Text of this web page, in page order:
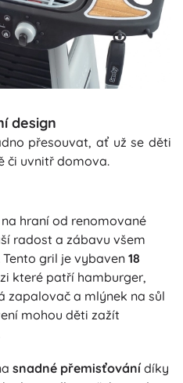
design
přesouvat, ať už se děti
či uvnitř domova.
hraní od renomované
radost a zábavu všem
gril je vybaven 18
které patří hamburger,
zapalovač a mlýnek na sůl
mohou děti zažít
snadné přemisťování díky